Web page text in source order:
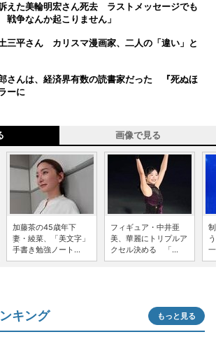
えた美輪明宏さん死去 ラストメッセージでも
争なんか起こりません」
三平さん カリスマ漫画家、二人の「違い」と
さんは、経済界有数の読書家だった 『死ぬほ
ーに
画像で見る
加藤茶の45歳年下
妻・綾菜、「美文字」
手書き勉強ノート...
フィギュア・中井亜
美、華麗にトリプルア
クセル決める 「...
キング もっと見る